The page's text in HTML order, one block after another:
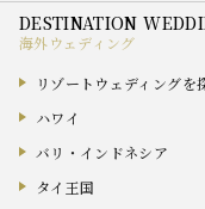
海外ウェディング
リゾートウェディングを
ハワイ
バリ・インドネシア
タイ王国